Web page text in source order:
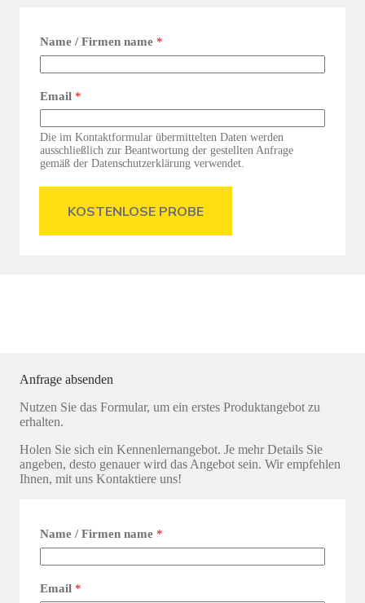
Name / Firmen name *
Email *
Die im Kontaktformular übermittelten Daten werden
ausschließlich zur Beantwortung der gestellten Anfrage
gemäß der Datenschutzerklärung verwendet.
KOSTENLOSE PROBE
Anfrage absenden
Nutzen Sie das Formular, um ein erstes Produktangebot zu
erhalten.
Holen Sie sich ein Kennenlernangebot. Je mehr Details Sie
angeben, desto genauer wird das Angebot sein. Wir empfehlen
Ihnen, mit uns Kontaktiere uns!
Name / Firmen name *
Email *